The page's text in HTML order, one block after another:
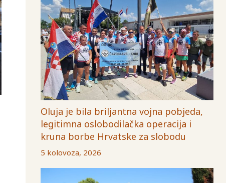
Oluja je bila briljantna vojna pobjeda,
legitimna oslobodilačka operacija i
kruna borbe Hrvatske za slobodu
5 kolovoza, 2026